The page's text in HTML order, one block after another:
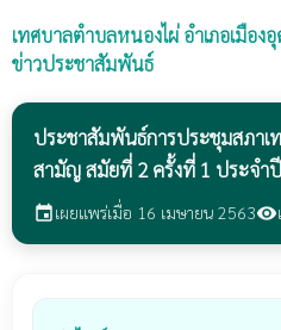
เทศบาลตำบลหนองไผ่อำเภอเมือง
ข่าวประชาสัมพันธ์
ประชาสัมพันธ์การประชุมสภา
สามัญ สมัยที่ 2 ครั้งที่ 1 ประจำ
eventเผยแพร่เมื่อ 16 เมษายน 2563visibility